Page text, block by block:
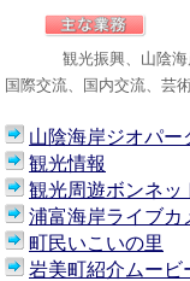
観光振興、山陰海
国際交流、国内交流、芸
山陰海岸ジオパー
観光情報
観光周遊ボンネッ
浦富海岸ライブカ
町民いこいの里
岩美町紹介ムービ